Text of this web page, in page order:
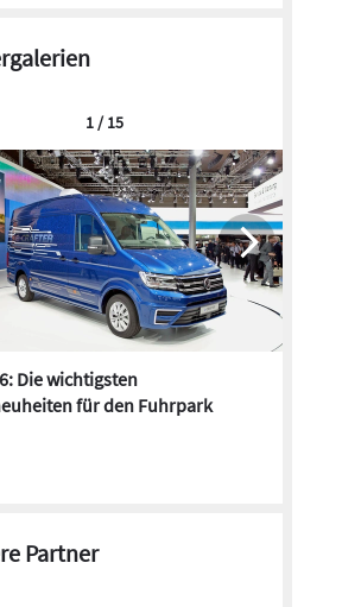
Die wichtigsten
für den Fuhrpark
1 / 15
Partner